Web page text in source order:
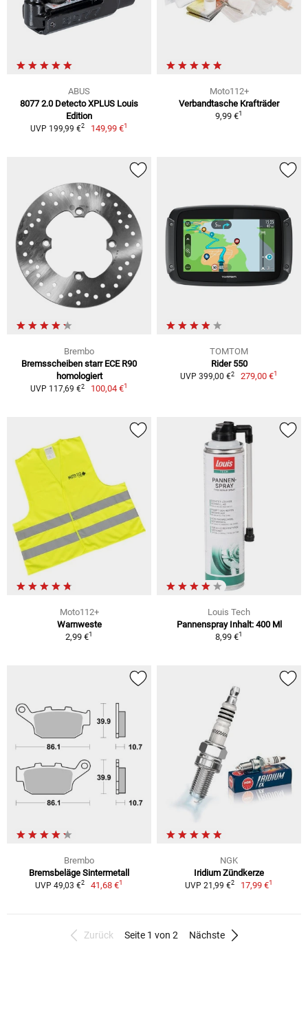
ABUS
8077 2.0 Detecto XPLUS Louis
Edition
UVP 199,99 €2 149,99 €1
Moto112+
Verbandtasche Krafträder
9,99 €1
Brembo
Bremsscheiben starr ECE R90
homologiert
UVP 117,69 €2 100,04 €1
TOMTOM
Rider 550
UVP 399,00 €2 279,00 €1
Moto112+
Warnweste
2,99 €1
Louis Tech
Pannenspray Inhalt: 400 Ml
8,99 €1
Brembo
Bremsbeläge Sintermetall
UVP 49,03 €2 41,68 €1
NGK
Iridium Zündkerze
UVP 21,99 €2 17,99 €1
Zurück Seite 1 von 2 Nächste